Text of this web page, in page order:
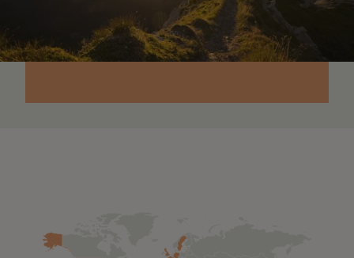
Estamos presentes en 11 países
con 18 sedes.